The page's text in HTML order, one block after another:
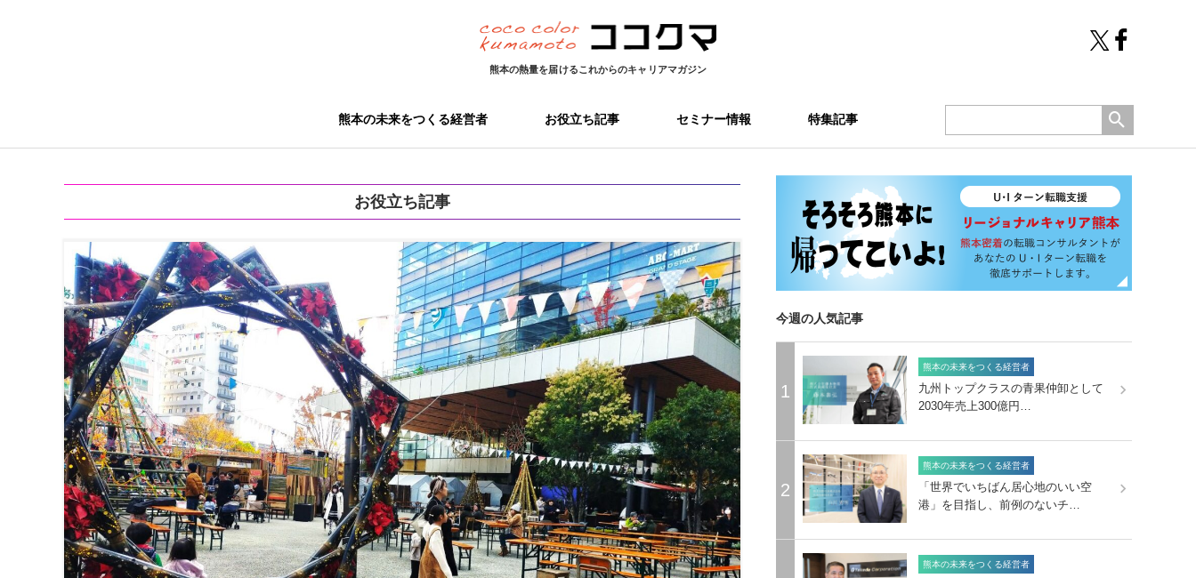
熊本の熱量を届けるこれからのキャリアマガジン
熊本の未来をつくる経営者 お役立ち記事 セミナー情報 特集記事
お役立ち記事
今週の人気記事
1
熊本の未来をつくる経営者
九州トップクラスの青果仲卸として
2030年売上300億円…
2
熊本の未来をつくる経営者
「世界でいちばん居心地のいい空
港」を目指し、前例のないチ…
熊本の未来をつくる経営者